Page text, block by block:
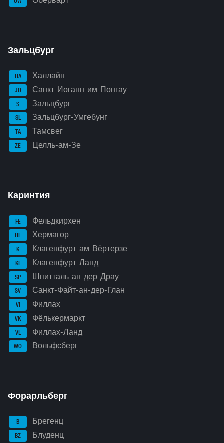
Зальцбург
HA Халлайн
JO Санкт-Иоганн-им-Понгау
S Зальцбург
SL Зальцбург-Умгебунг
TA Тамсвег
ZE Целль-ам-Зе
Каринтия
FE Фельдкирхен
HE Хермагор
K Клагенфурт-ам-Вёртерзе
KL Клагенфурт-Ланд
SP Шпитталь-ан-дер-Драу
SV Санкт-Файт-ан-дер-Глан
VI Филлах
VK Фёлькермаркт
VL Филлах-Ланд
WO Вольфсберг
Форарльберг
B Брегенц
BZ Блуденц